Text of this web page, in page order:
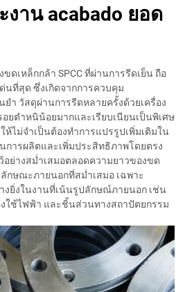
าน acabado ยอด
ดเหล็กกล้า SPCC ที่ผ่านการรีดเย็น ถือ
ที่สุด ซึ่งเกิดจากการควบคุม
ำ วัสดุผ่านการรีดหลายครั้งด้วยเครื่อง
ยตำหนิน้อยมากและเรียบเนียนเป็นพิเศษ
ไม่จำเป็นต้องทำการแปรรูปเพิ่มเติมใน
การผลิตและเพิ่มประสิทธิภาพโดยตรง
ย่างสม่ำเสมอตลอดความยาวของขด
กษณะภายนอกที่สม่ำเสมอ เฉพาะ
ยิ่งในงานที่เน้นรูปลักษณ์ภายนอก เช่น
ใช้ไฟฟ้า และชิ้นส่วนทางสถาปัตยกรรม